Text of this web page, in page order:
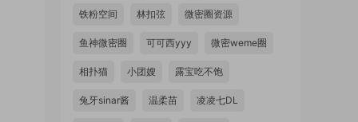
铁粉空间 林扣弦 微密圈资源
鱼神微密圈 可可西yyy 微密weme圈
相扑猫 小团嫂 露宝吃不饱
兔牙sinar酱 温柔苗 凌凌七DL